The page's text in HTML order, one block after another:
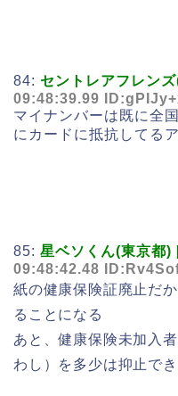
84: セントレアフレン
09:48:39.99
マイナンバーは既に全
にカードに抵抗してる
85: 星ベソくん(東京都)
09:48:42.48
紙の健康保険証廃止だ
ることになる
あと、健康保険未加入
わし）を多少は抑止で